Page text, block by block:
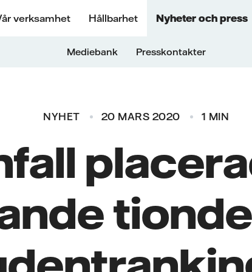
verksamhet Hållbarhet Nyheter och press
Mediebank Presskontakter
NYHET 20 MARS 2020 1 MIN